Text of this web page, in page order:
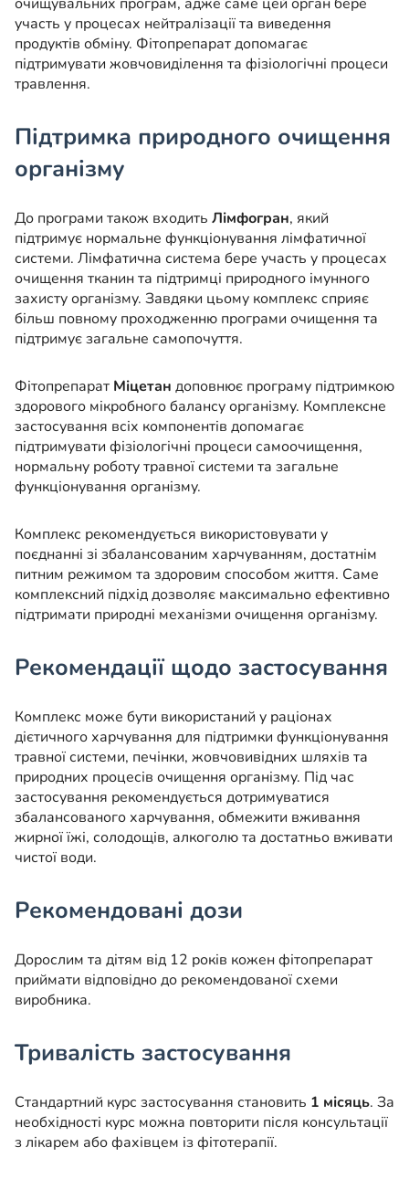
участь у процесах нейтралізації та виведення
продуктів обміну. Фітопрепарат допомагає
підтримувати жовчовиділення та фізіологічні процеси
травлення.
Підтримка природного очищення
організму
До програми також входить Лімфогран, який
підтримує нормальне функціонування лімфатичної
системи. Лімфатична система бере участь у процесах
очищення тканин та підтримці природного імунного
захисту організму. Завдяки цьому комплекс сприяє
більш повному проходженню програми очищення та
підтримує загальне самопочуття.
Фітопрепарат Міцетан доповнює програму підтримкою
здорового мікробного балансу організму. Комплексне
застосування всіх компонентів допомагає
підтримувати фізіологічні процеси самоочищення,
нормальну роботу травної системи та загальне
функціонування організму.
Комплекс рекомендується використовувати у
поєднанні зі збалансованим харчуванням, достатнім
питним режимом та здоровим способом життя. Саме
комплексний підхід дозволяє максимально ефективно
підтримати природні механізми очищення організму.
Рекомендації щодо застосування
Комплекс може бути використаний у раціонах
дієтичного харчування для підтримки функціонування
травної системи, печінки, жовчовивідних шляхів та
природних процесів очищення організму. Під час
застосування рекомендується дотримуватися
збалансованого харчування, обмежити вживання
жирної їжі, солодощів, алкоголю та достатньо вживати
чистої води.
Рекомендовані дози
Дорослим та дітям від 12 років кожен фітопрепарат
приймати відповідно до рекомендованої схеми
виробника.
Тривалість застосування
Стандартний курс застосування становить 1 місяць. За
необхідності курс можна повторити після консультації
з лікарем або фахівцем із фітотерапії.